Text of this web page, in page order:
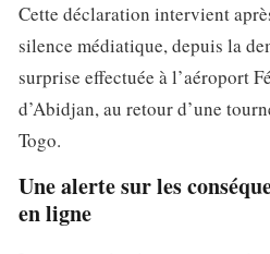
Cette déclaration intervient
silence médiatique, depuis la
surprise effectuée à l’aéroport
d’Abidjan, au retour d’une
Togo.
Une alerte sur les
en ligne